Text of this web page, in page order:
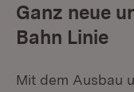
Ganz neue
Bahn Linie
Mit dem Ausbau